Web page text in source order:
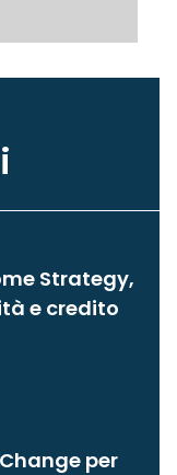
Strategy,
e credito
per